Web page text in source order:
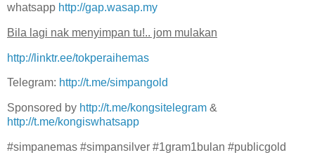
whatsapp http://gap.wasap.my
Bila lagi nak menyimpan tu!.. jom mulakan
http://linktr.ee/tokperaihemas
Telegram: http://t.me/simpangold
Sponsored by http://t.me/kongsitelegram &
http://t.me/kongiswhatsapp
#simpanemas #simpansilver #1gram1bulan #publicgold